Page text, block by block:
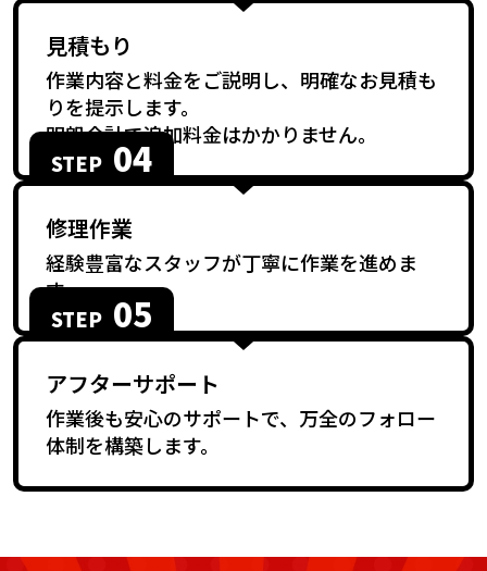
見積もり
作業内容と料金をご説明し、明確なお見積も
りを提示します。
明朗会計で追加料金はかかりません。
STEP 04
修理作業
経験豊富なスタッフが丁寧に作業を進めま
す。
STEP 05
アフターサポート
作業後も安心のサポートで、万全のフォロー
体制を構築します。